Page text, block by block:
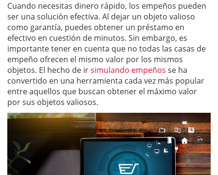
Cuando necesitas dinero rápido, los empeños pueden
ser una solución efectiva. Al dejar un objeto valioso
como garantía, puedes obtener un préstamo en
efectivo en cuestión de minutos. Sin embargo, es
importante tener en cuenta que no todas las casas de
empeño ofrecen el mismo valor por los mismos
objetos. El hecho de irsimulando empeños se ha
convertido en una herramienta cada vez más popular
entre aquellos que buscan obtener el máximo valor
por sus objetos valiosos.